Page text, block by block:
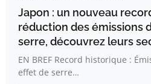
Japon : un nouveau
réduction des émissions
serre, découvrez leurs
EN BREF Record historique :
effet de serre…